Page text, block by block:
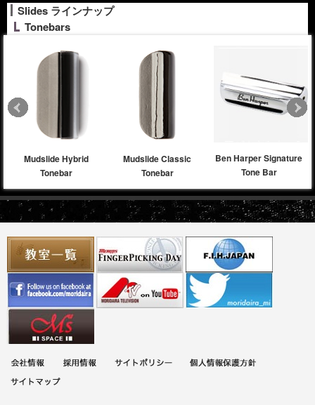
Slides ラインナップ
Tonebars
Mudslide Hybrid
Tonebar
Mudslide Classic
Tonebar
Ben Harper Signature
Tone Bar